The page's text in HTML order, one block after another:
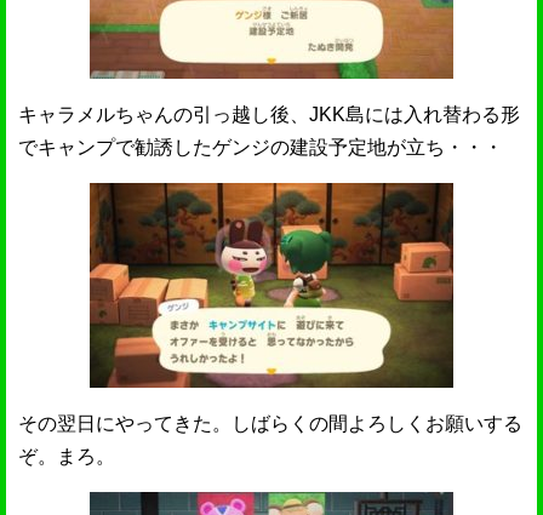
キャラメルちゃんの引っ越し後、JKK島には入れ替わる形
でキャンプで勧誘したゲンジの建設予定地が立ち・・・
その翌日にやってきた。しばらくの間よろしくお願いする
ぞ。まろ。